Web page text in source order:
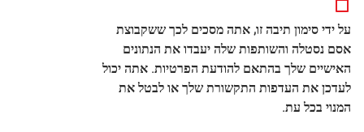
על ידי סימון תיבה זו, אתה מסכים לכך ששקבוצת
אסם נסטלה והשותפות שלה יעבדו את הנתונים
האישיים שלך בהתאם להודעת הפרטיות. אתה יכול
לעדכן את העדפות התקשורת שלך או לבטל את
המנוי בכל עת.